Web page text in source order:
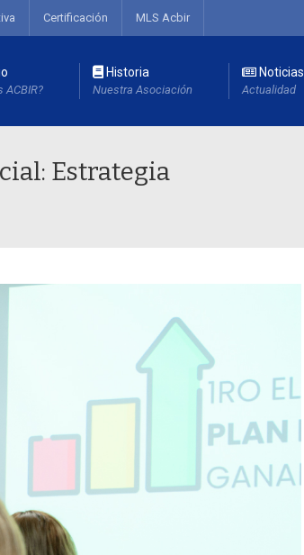
Certificación MLS Acbir
ACBIR?
Historia
Nuestra Asociación
Noticias
Actualidad
Estrategia